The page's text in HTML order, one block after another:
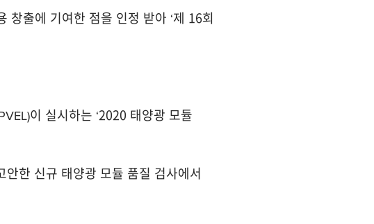
출에 기여한 점을 인정 받아 ‘제 16회
이 실시하는 ‘2020 태양광 모듈
한 신규 태양광 모듈 품질 검사에서